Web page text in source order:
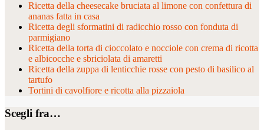
Ricetta della cheesecake bruciata al limone con confettura di
ananas fatta in casa
Ricetta degli sformatini di radicchio rosso con fonduta di
parmigiano
Ricetta della torta di cioccolato e nocciole con crema di ricotta
e albicocche e sbriciolata di amaretti
Ricetta della zuppa di lenticchie rosse con pesto di basilico al
tartufo
Tortini di cavolfiore e ricotta alla pizzaiola
Scegli fra…